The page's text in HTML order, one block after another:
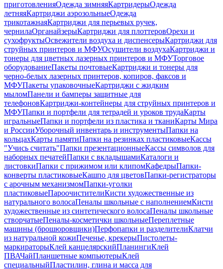
приготовленияОдежда зимняяКартридерыОдежда
летняяКартриджи аэрозольныеОдежда
трикотажнаяКартриджи для перьевых ручек,
чернилаОрганайзерыКартриджи для плоттеровОрехи и
сухофруктыОсвежители воздуха и диспенсерыКартриджи для
струйных принтеров и МФУОсушители воздухаКартриджи и
тонеры для цветных лазерных принтеров и МФУТорговое
оборудованиеПакеты почтовыеКартриджи и тонеры для
черно-белых лазерных принтеров, копиров, факсов и
МФУПакеты упаковочныеКартриджи с жидким
мыломПанели и бамперы защитные для
телефоновКартриджи-контейнеры для струйных принтеров и
МФУПапки и портфели для тетрадей и уроков трудаКарты
игральныеПапки и портфели из пластика и тканиКарты Мира
и РоссииУборочный инвентарь и инструментыПапки на
кольцахКарты памятиПапки на резинках пластиковыеКассы
"Учись считать"Папки презентационныеКассы символов для
наборных печатейПапки с вкладышамиКаталоги и
листовкиПапки с прижимом или клипомКафедрыПапки-
конверты пластиковыеКашпо для цветовПапки-регистраторы
с арочным механизмомПапки-уголки
пластиковыеПароочистителиКисти художественные из
натурального волосаПеналы школьные с наполнениемКисти
художественные из синтетического волосаПеналы школьные
створчатыеПеналы-косметички школьныеПереплетные
машины (брошюровщики)Перфопапки и разделителиКлатчи
из натуральной кожиПеченье, крекерыПистолеты-
маркираторыКлей канцелярскийПланингиКлей
ПВАЧайПланшетные компьютерыКлей
специальныйПластилин, глина и масса для